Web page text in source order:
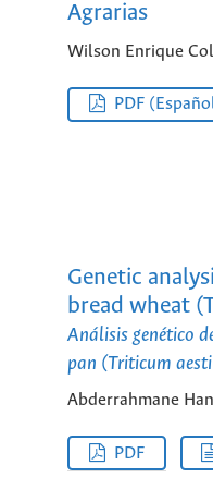
Agrarias
Wilson Enrique
PDF
Genetic
bread wheat
Análisis genético
pan (Triticum
Abderrahmane
PDF